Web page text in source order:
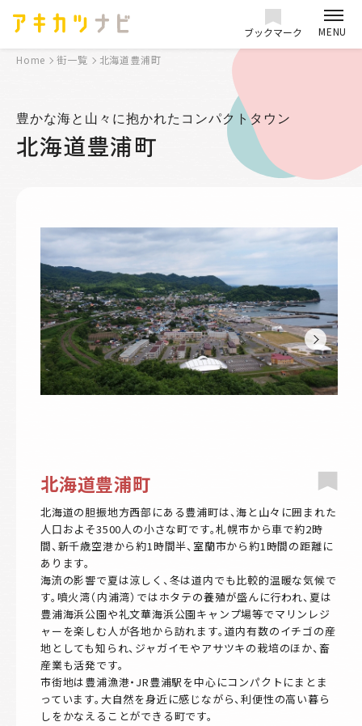
ブックマーク MENU
Home 街一覧 北海道豊浦町
豊かな海と山々に抱かれたコンパクトタウン
北海道豊浦町
北海道豊浦町
北海道の胆振地方西部にある豊浦町は、海と山々に囲まれた
人口およそ3500人の小さな町です。札幌市から車で約2時
間、新千歳空港から約1時間半、室蘭市から約1時間の距離に
あります。
海流の影響で夏は涼しく、冬は道内でも比較的温暖な気候で
す。噴火湾（内浦湾）ではホタテの養殖が盛んに行われ、夏は
豊浦海浜公園や礼文華海浜公園キャンプ場等でマリンレジ
ャーを楽しむ人が各地から訪れます。道内有数のイチゴの産
地としても知られ、ジャガイモやアサツキの栽培のほか、畜
産業も活発です。
市街地は豊浦漁港・JR豊浦駅を中心にコンパクトにまとま
っています。大自然を身近に感じながら、利便性の高い暮ら
しをかなえることができる町です。